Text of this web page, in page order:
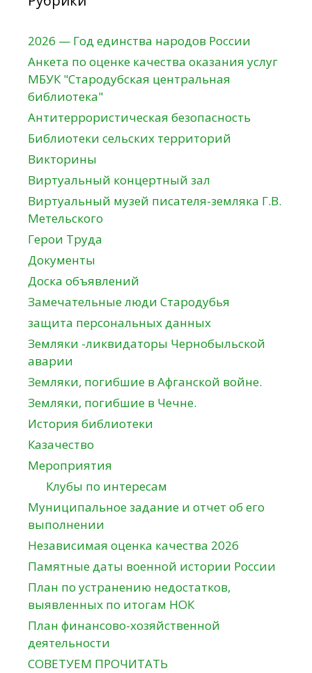
2026 — Год единства народов России
Анкета по оценке качества оказания услуг
МБУК "Стародубская центральная
библиотека"
Антитеррористическая безопасность
Библиотеки сельских территорий
Викторины
Виртуальный концертный зал
Виртуальный музей писателя-земляка Г.В.
Метельского
Герои Труда
Документы
Доска объявлений
Замечательные люди Стародубья
защита персональных данных
Земляки -ликвидаторы Чернобыльской
аварии
Земляки, погибшие в Афганской войне.
Земляки, погибшие в Чечне.
История библиотеки
Казачество
Мероприятия
Клубы по интересам
Муниципальное задание и отчет об его
выполнении
Независимая оценка качества 2026
Памятные даты военной истории России
План по устранению недостатков,
выявленных по итогам НОК
План финансово-хозяйственной
деятельности
СОВЕТУЕМ ПРОЧИТАТЬ